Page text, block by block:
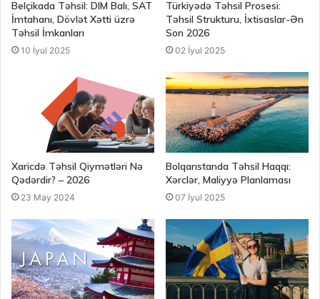
Belçikada Təhsil: DIM Balı, SAT
İmtahanı, Dövlət Xətti üzrə
Təhsil İmkanları
10 İyul 2025
Türkiyədə Təhsil Prosesi:
Təhsil Strukturu, İxtisaslar-Ən
Son 2026
02 İyul 2025
Xaricdə Təhsil Qiymətləri Nə
Qədərdir? – 2026
23 May 2024
Bolqarıstanda Təhsil Haqqı:
Xərclər, Maliyyə Planlaması
07 İyul 2025